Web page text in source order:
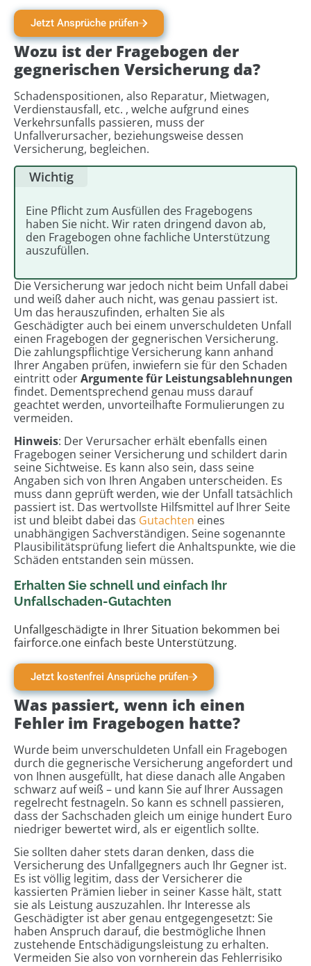
Jetzt Ansprüche prüfen
Wozu ist der Fragebogen der
gegnerischen Versicherung da?
Schadenspositionen, also Reparatur, Mietwagen,
Verdienstausfall, etc. , welche aufgrund eines
Verkehrsunfalls passieren, muss der
Unfallverursacher, beziehungsweise dessen
Versicherung, begleichen.
Wichtig
Eine Pflicht zum Ausfüllen des Fragebogens
haben Sie nicht. Wir raten dringend davon ab,
den Fragebogen ohne fachliche Unterstützung
auszufüllen.
Die Versicherung war jedoch nicht beim Unfall dabei
und weiß daher auch nicht, was genau passiert ist.
Um das herauszufinden, erhalten Sie als
Geschädigter auch bei einem unverschuldeten Unfall
einen Fragebogen der gegnerischen Versicherung.
Die zahlungspflichtige Versicherung kann anhand
Ihrer Angaben prüfen, inwiefern sie für den Schaden
eintritt oderArgumente für Leistungsablehnungen
findet. Dementsprechend genau muss darauf
geachtet werden, unvorteilhafte Formulierungen zu
vermeiden.
Hinweis: Der Verursacher erhält ebenfalls einen
Fragebogen seiner Versicherung und schildert darin
seine Sichtweise. Es kann also sein, dass seine
Angaben sich von Ihren Angaben unterscheiden. Es
muss dann geprüft werden, wie der Unfall tatsächlich
passiert ist. Das wertvollste Hilfsmittel auf Ihrer Seite
ist und bleibt dabei das Gutachten eines
unabhängigen Sachverständigen. Seine sogenannte
Plausibilitätsprüfung liefert die Anhaltspunkte, wie die
Schäden entstanden sein müssen.
Erhalten Sie schnell und einfach Ihr
Unfallschaden-Gutachten
Unfallgeschädigte in Ihrer Situation bekommen bei
fairforce.one einfach beste Unterstützung.
Jetzt kostenfrei Ansprüche prüfen
Was passiert, wenn ich einen
Fehler im Fragebogen hatte?
Wurde beim unverschuldeten Unfall ein Fragebogen
durch die gegnerische Versicherung angefordert und
von Ihnen ausgefüllt, hat diese danach alle Angaben
schwarz auf weiß – und kann Sie auf Ihrer Aussagen
regelrecht festnageln. So kann es schnell passieren,
dass der Sachschaden gleich um einige hundert Euro
niedriger bewertet wird, als er eigentlich sollte.
Sie sollten daher stets daran denken, dass die
Versicherung des Unfallgegners auch Ihr Gegner ist.
Es ist völlig legitim, dass der Versicherer die
kassierten Prämien lieber in seiner Kasse hält, statt
sie als Leistung auszuzahlen. Ihr Interesse als
Geschädigter ist aber genau entgegengesetzt: Sie
haben Anspruch darauf, die bestmögliche Ihnen
zustehende Entschädigungsleistung zu erhalten.
Vermeiden Sie also von vornherein das Fehlerrisiko